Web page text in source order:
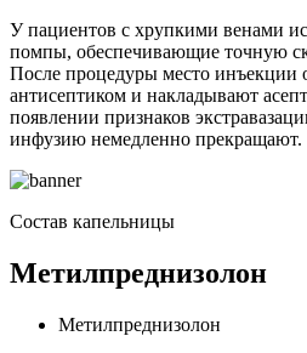
У пациентов с хрупкими венами
помпы, обеспечивающие точную
После процедуры место инъекции
антисептиком и накладывают
появлении признаков
инфузию немедленно прекращают.
Состав капельницы
Метилпреднизолон
Метилпреднизолон